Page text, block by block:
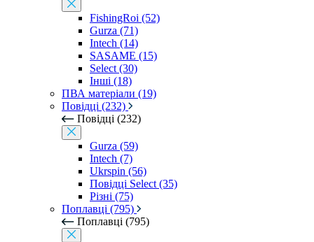
FishingRoi (52)
Gurza (71)
Intech (14)
SASAME (15)
Select (30)
Інші (18)
ПВА матеріали (19)
Повідці (232)
Повідці (232)
Gurza (59)
Intech (7)
Ukrspin (56)
Повідці Select (35)
Різні (75)
Поплавці (795)
Поплавці (795)